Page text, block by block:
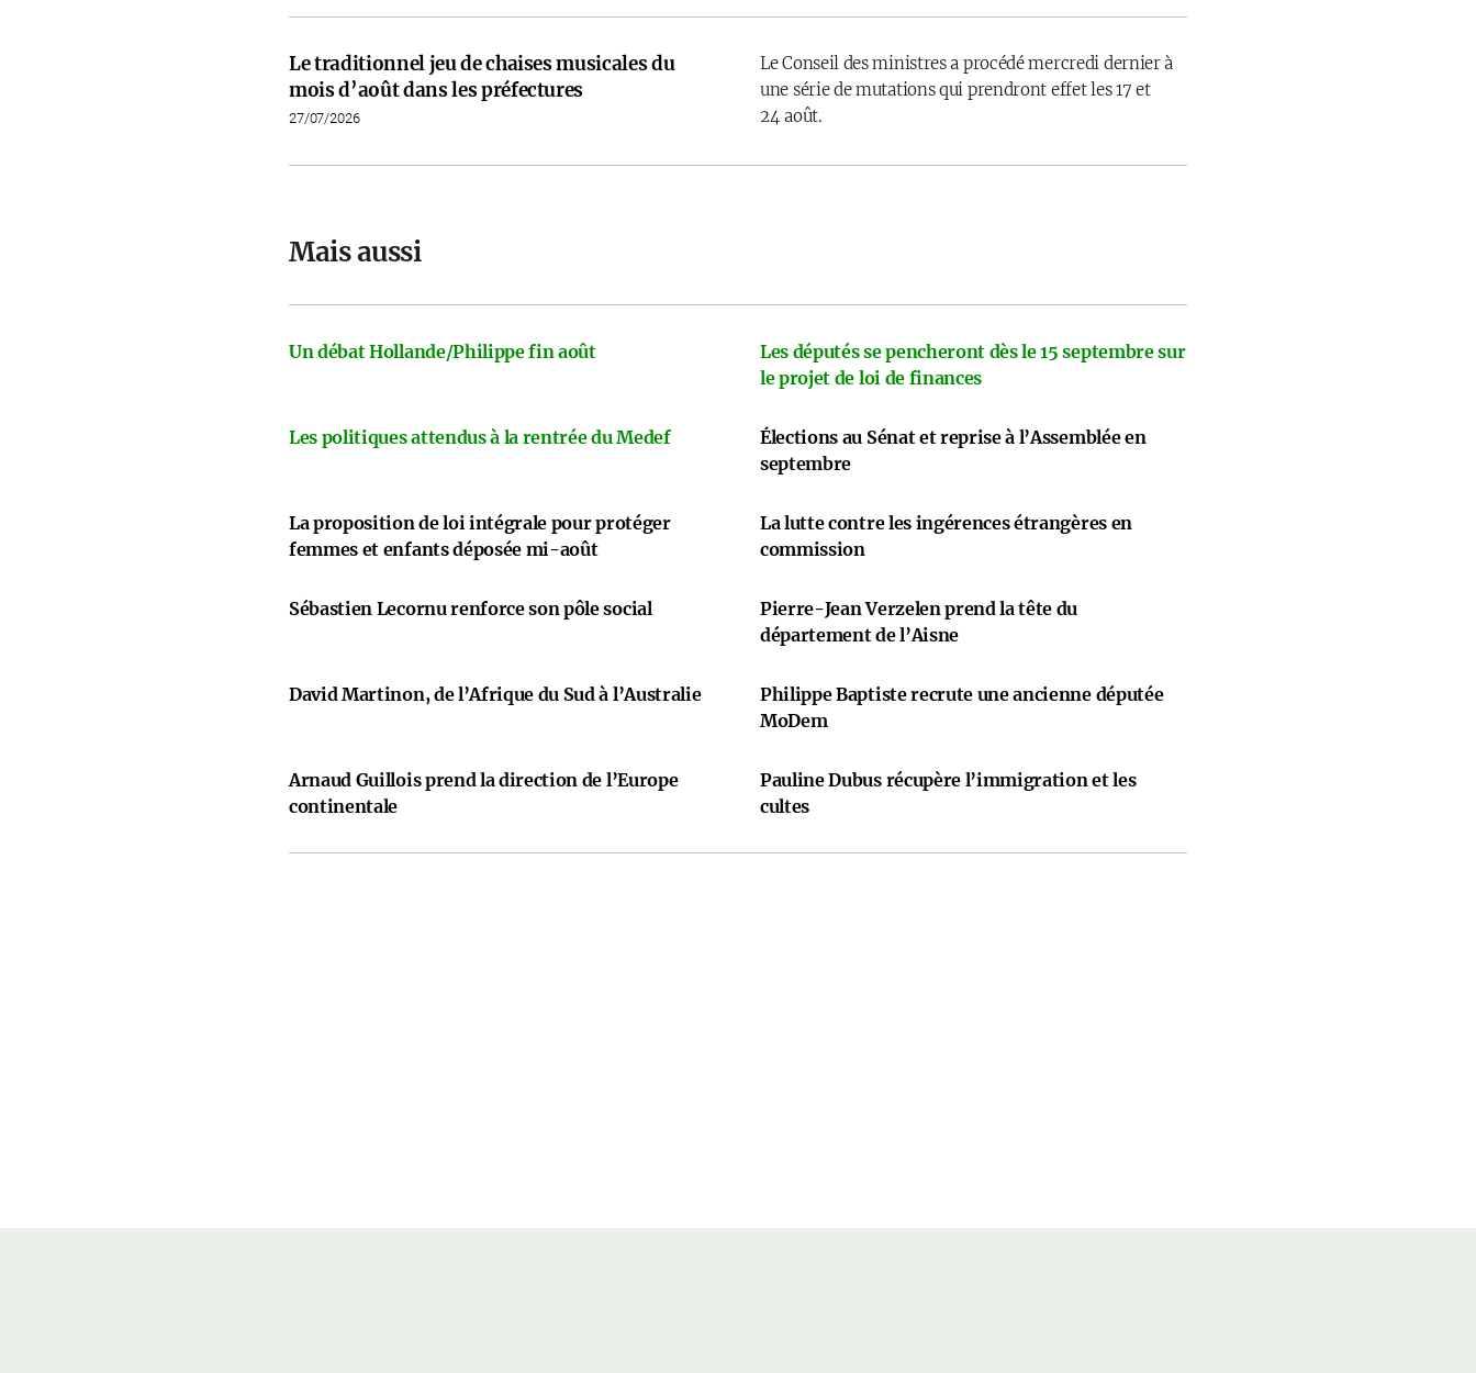
Le traditionnel jeu de chaises musicales du
mois d’août dans les préfectures
27/07/2026
Le Conseil des ministres a procédé mercredi dernier à
une série de mutations qui prendront effet les 17 et
24 août.
Mais aussi
Un débat Hollande/Philippe fin août
Les députés se pencheront dès le 15 septembre sur
le projet de loi de finances
Les politiques attendus à la rentrée du Medef
Élections au Sénat et reprise à l’Assemblée en
septembre
La proposition de loi intégrale pour protéger
femmes et enfants déposée mi-août
La lutte contre les ingérences étrangères en
commission
Sébastien Lecornu renforce son pôle social
Pierre-Jean Verzelen prend la tête du
département de l’Aisne
David Martinon, de l’Afrique du Sud à l’Australie
Philippe Baptiste recrute une ancienne députée
MoDem
Arnaud Guillois prend la direction de l’Europe
continentale
Pauline Dubus récupère l’immigration et les
cultes